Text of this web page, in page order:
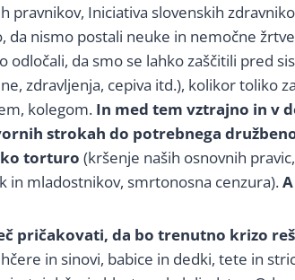
pravnikov, Iniciativa slovenskih
da nismo postali neuke in nemočne
odločali, da smo se lahko zaščitili pred
zdravljenja, cepiva itd.), kolikor toliko
kolegom. In med tem vztrajno in v
strokah do potrebnega
torturo (kršenje naših osnovnih
in mladostnikov, smrtonosna cenzura).
pričakovati, da bo trenutno krizo
in sinovi, babice in dedki, tete in